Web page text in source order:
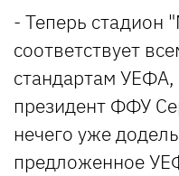
- Теперь стадион
соответствует
стандартам
президент ФФУ
нечего уже
предложенное